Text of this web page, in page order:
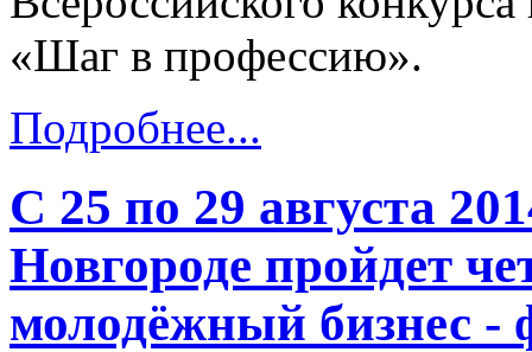
«Шаг в профессию».
Подробнее...
С 25 по 29 августа
Новгороде пройдет
молодёжный бизнес -